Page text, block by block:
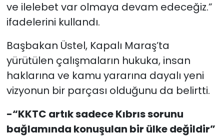
ve ilelebet var olmaya devam edeceğiz.”
ifadelerini kullandı.
Başbakan Üstel, Kapalı Maraş’ta
yürütülen çalışmaların hukuka, insan
haklarına ve kamu yararına dayalı yeni
vizyonun bir parçası olduğunu da belirtti.
-“KKTC artık sadece Kıbrıs sorunu
bağlamında konuşulan bir ülke değildir”